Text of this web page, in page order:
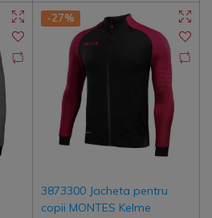
-27%
3873300 Jacheta pentru
copii MONTES Kelme